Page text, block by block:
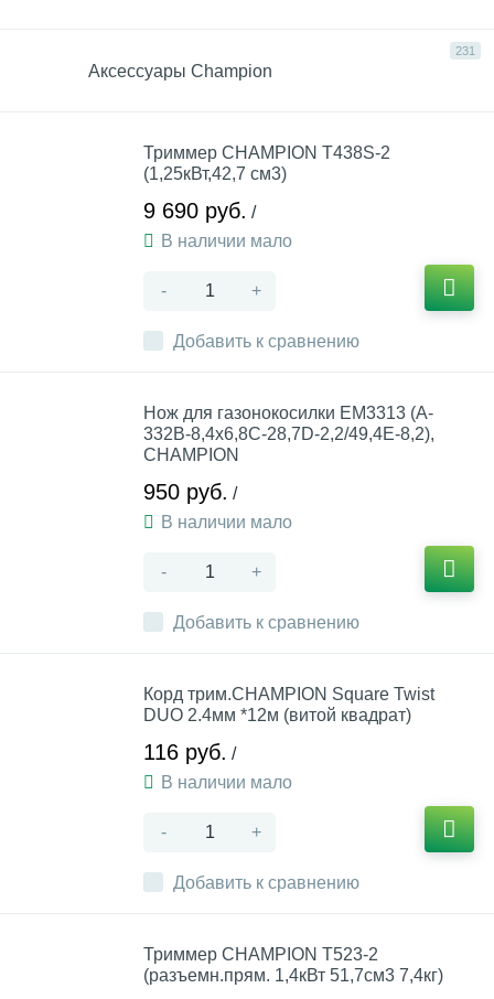
231
Аксессуары Champion
Триммер CHAMPION Т438S-2
(1,25кВт,42,7 см3)
9 690 руб. /
В наличии мало
- +
Добавить к сравнению
Нож для газонокосилки EM3313 (A-
332B-8,4x6,8C-28,7D-2,2/49,4E-8,2),
CHAMPION
950 руб. /
В наличии мало
- +
Добавить к сравнению
Корд трим.CHAMPION Square Twist
DUO 2.4мм *12м (витой квадрат)
116 руб. /
В наличии мало
- +
Добавить к сравнению
Триммер CHAMPION Т523-2
(разъемн.прям. 1,4кВт 51,7см3 7,4кг)